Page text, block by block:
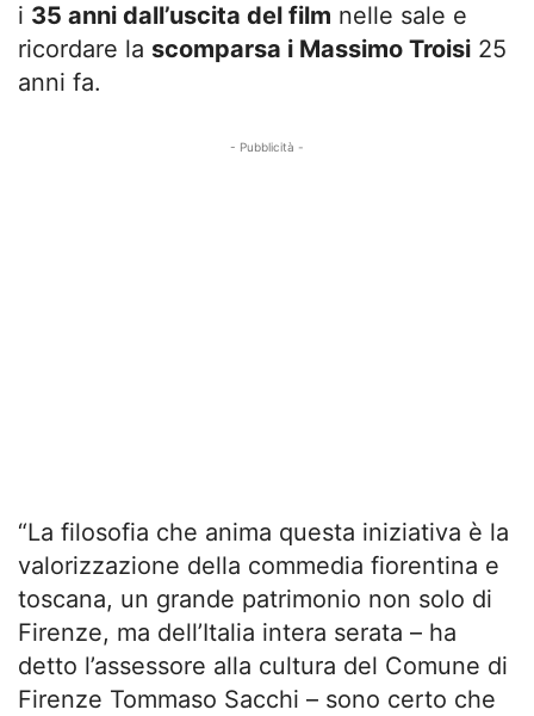
i 35 anni dall’uscita del film nelle sale e
ricordare la scomparsa i Massimo Troisi 25
anni fa.
- Pubblicità -
“La filosofia che anima questa iniziativa è la
valorizzazione della commedia fiorentina e
toscana, un grande patrimonio non solo di
Firenze, ma dell’Italia intera serata – ha
detto l’assessore alla cultura del Comune di
Firenze Tommaso Sacchi – sono certo che